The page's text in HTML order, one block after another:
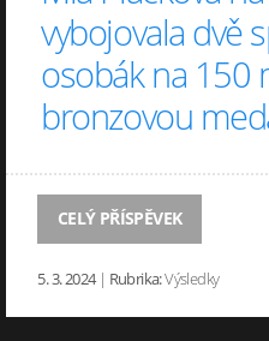
vybojovala dvě
osobák na 150
bronzovou
CELÝ PŘÍSPĚVEK
5. 3. 2024 | Rubrika:Výsledky